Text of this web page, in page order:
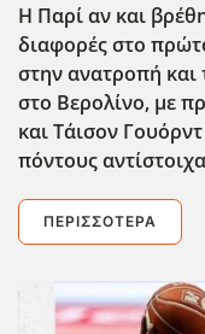
Η Παρί αν και
διαφορές στο
στην ανατροπή και
στο Βερολίνο, με
και Τάισον
πόντους
ΠΕΡΙΣΣΌΤΕΡΑ